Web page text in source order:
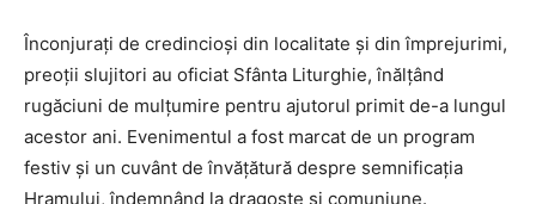
Înconjurați de credincioși din localitate și din împrejurimi,
preoții slujitori au oficiat Sfânta Liturghie, înălțând
rugăciuni de mulțumire pentru ajutorul primit de-a lungul
acestor ani. Evenimentul a fost marcat de un program
festiv și un cuvânt de învățătură despre semnificația
Hramului, îndemnând la dragoste și comuniune.